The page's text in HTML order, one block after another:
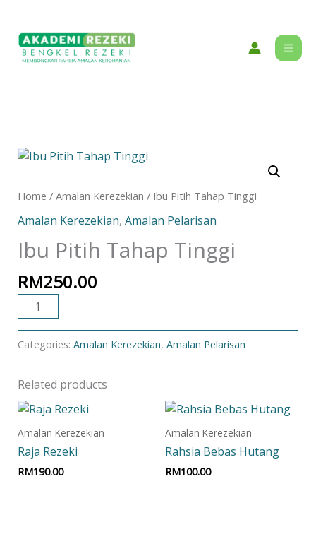
content
Home / Amalan Kerezekian / Ibu Pitih Tahap Tinggi
Amalan Kerezekian, Amalan Pelarisan
Ibu Pitih Tahap Tinggi
RM250.00
Ibu
Tahap
quantity
Categories: Amalan Kerezekian, Amalan Pelarisan
Related products
Amalan Kerezekian
Raja Rezeki
RM190.00
Amalan Kerezekian
Rahsia Bebas Hutang
RM100.00